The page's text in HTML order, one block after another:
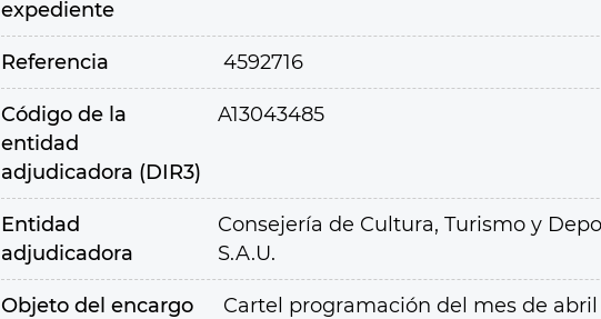
expediente
Referencia 4592716
Código de la
entidad
adjudicadora (DIR3)
A13043485
Entidad
adjudicadora
Consejería de Cultura, Turismo y
S.A.U.
Objeto del encargo Cartel programación del mes de abril